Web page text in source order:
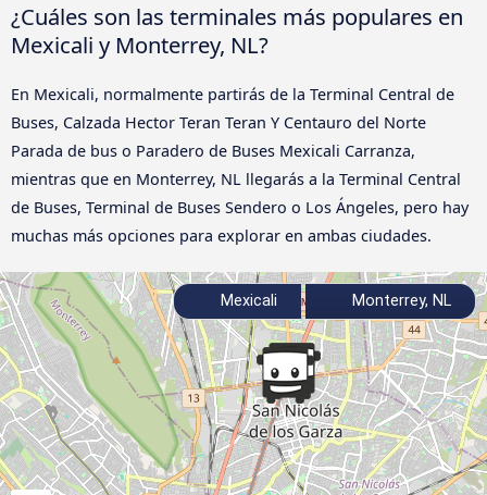
¿Cuáles son las terminales más populares en
Mexicali y Monterrey, NL?
En Mexicali, normalmente partirás de la Terminal Central de
Buses, Calzada Hector Teran Teran Y Centauro del Norte
Parada de bus o Paradero de Buses Mexicali Carranza,
mientras que en Monterrey, NL llegarás a la Terminal Central
de Buses, Terminal de Buses Sendero o Los Ángeles, pero hay
muchas más opciones para explorar en ambas ciudades.
Mexicali Monterrey, NL